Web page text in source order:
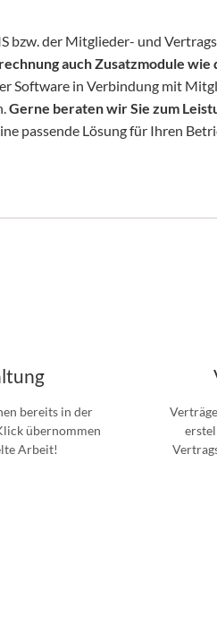
bzw. der Mitglieder- und
auch Zusatzmodule wie
Software in Verbindung mit
Gerne beraten wir Sie zum
passende Lösung für Ihren
bereits in der
übernommen
Arbeit!